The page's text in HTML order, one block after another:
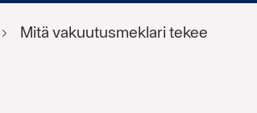
Mitä vakuutusmeklari tekee